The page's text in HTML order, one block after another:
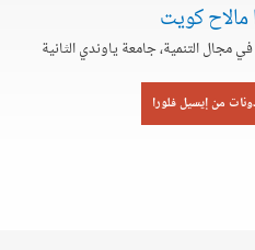
مالاح كويت
مجال التنمية، جامعة ياوندي الثانية
من إيسيل فلورا